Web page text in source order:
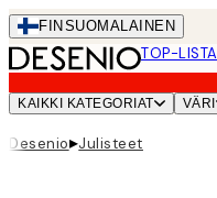
Skip
to
main
content.
FIN SUOMALAINEN
TOP-LISTA
KAIKKI KATEGORIAT VÄRI
Desenio▸Julisteet